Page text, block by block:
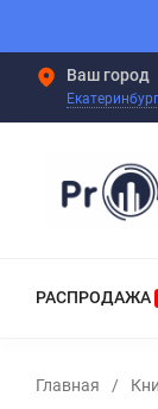
Ваш город
Екатеринбург
РАСПРОДАЖА
Главная /